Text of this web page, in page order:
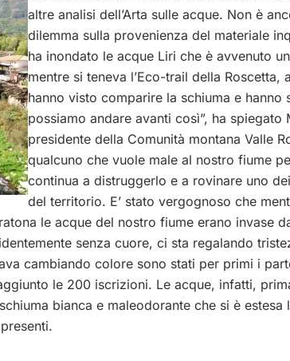
altre analisi dell’Arta sulle acque. Non è
dilemma sulla provenienza del materiale
ha inondato le acque Liri che è avvenuto
mentre si teneva l’Eco-trail della Roscetta,
hanno visto comparire la schiuma e hanno
possiamo andare avanti così”, ha spiegato
presidente della Comunità montana Valle
qualcuno che vuole male al nostro fiume
continua a distruggerlo e a rovinare uno
del territorio. E’ stato vergognoso che
le acque del nostro fiume erano invase
senza cuore, ci sta regalando
cambiando colore sono stati per primi i
le 200 iscrizioni. Le acque, infatti,
bianca e maleodorante che si è